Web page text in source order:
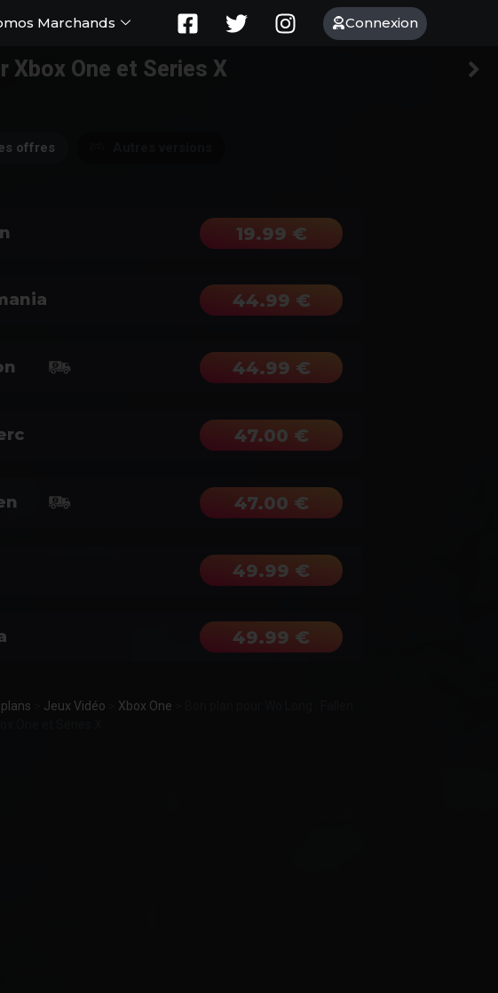
Marchands Connexion
Xbox One et Series X
offres
19.99 €
44.99 €
44.99 €
47.00 €
47.00 €
49.99 €
49.99 €
Jeux Vidéo Xbox One